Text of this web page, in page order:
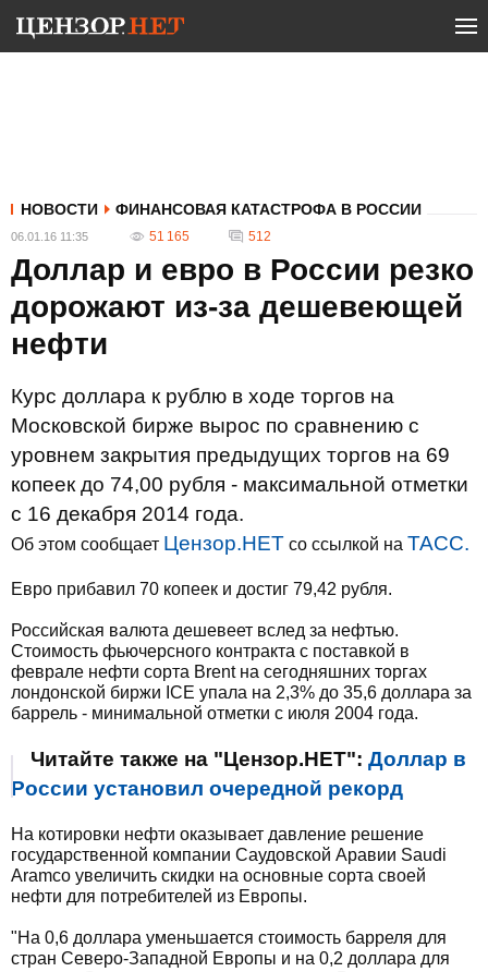
НОВОСТИ ФИНАНСОВАЯ КАТАСТРОФА В РОССИИ
06.01.16 11:35 51 165 512
Доллар и евро в России резко
дорожают из-за дешевеющей
нефти
Курс доллара к рублю в ходе торгов на
Московской бирже вырос по сравнению с
уровнем закрытия предыдущих торгов на 69
копеек до 74,00 рубля - максимальной отметки
с 16 декабря 2014 года.
Об этом сообщает Цензор.НЕТ со ссылкой на ТАСС.
Евро прибавил 70 копеек и достиг 79,42 рубля.
Российская валюта дешевеет вслед за нефтью.
Стоимость фьючерсного контракта с поставкой в
феврале нефти сорта Brent на сегодняшних торгах
лондонской биржи ICE упала на 2,3% до 35,6 доллара за
баррель - минимальной отметки с июля 2004 года.
Читайте также на "Цензор.НЕТ": Доллар в
России установил очередной рекорд
На котировки нефти оказывает давление решение
государственной компании Саудовской Аравии Saudi
Aramco увеличить скидки на основные сорта своей
нефти для потребителей из Европы.
"На 0,6 доллара уменьшается стоимость барреля для
стран Северо-Западной Европы и на 0,2 доллара для